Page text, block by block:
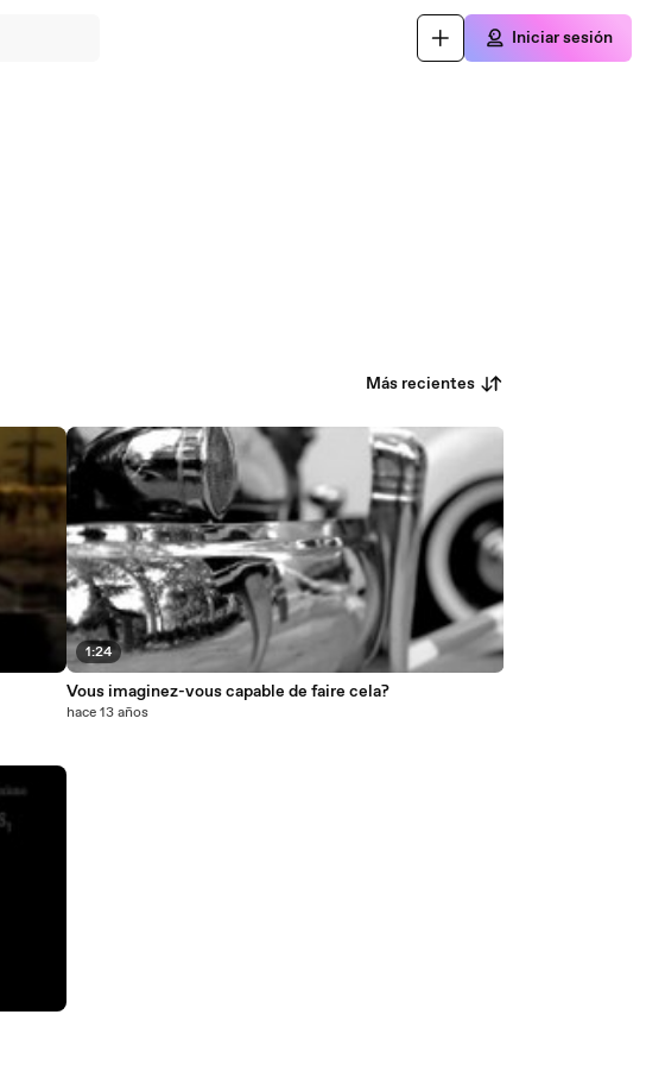
Iniciar sesión
Más recientes
1:24
Vous imaginez-vous capable de faire cela?
hace 13 años